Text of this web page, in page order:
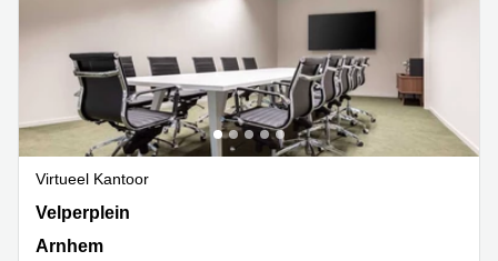
Virtueel Kantoor
Velperplein 23 - 25, Arnhem
Velperplein
Arnhem